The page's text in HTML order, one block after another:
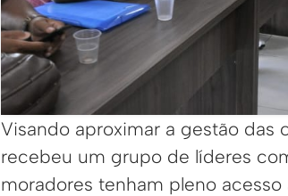
Visando aproximar a gestão das
recebeu um grupo de líderes
moradores tenham pleno